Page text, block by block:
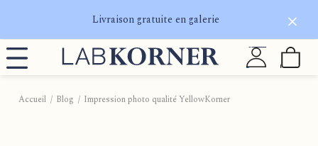
Livraison gratuite en galerie
Accueil Blog Impression photo qualité YellowKorner